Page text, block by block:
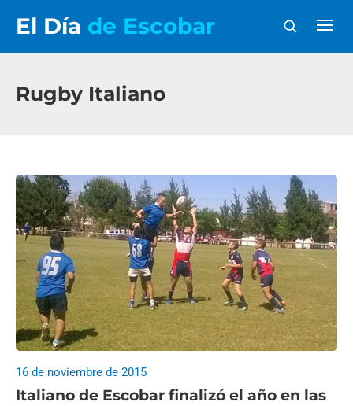
El Día de Escobar
Rugby Italiano
Italiano de Escobar finalizó el año en las
16 de noviembre de 2015